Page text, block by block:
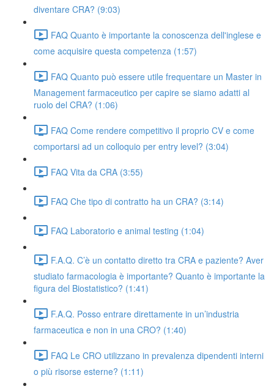
diventare CRA? (9:03)
FAQ Quanto è importante la conoscenza dell'inglese e
come acquisire questa competenza (1:57)
FAQ Quanto può essere utile frequentare un Master in
Management farmaceutico per capire se siamo adatti al
ruolo del CRA? (1:06)
FAQ Come rendere competitivo il proprio CV e come
comportarsi ad un colloquio per entry level? (3:04)
FAQ Vita da CRA (3:55)
FAQ Che tipo di contratto ha un CRA? (3:14)
FAQ Laboratorio e animal testing (1:04)
F.A.Q. C’è un contatto diretto tra CRA e paziente? Aver
studiato farmacologia è importante? Quanto è importante la
figura del Biostatistico? (1:41)
F.A.Q. Posso entrare direttamente in un’industria
farmaceutica e non in una CRO? (1:40)
FAQ Le CRO utilizzano in prevalenza dipendenti interni
o più risorse esterne? (1:11)